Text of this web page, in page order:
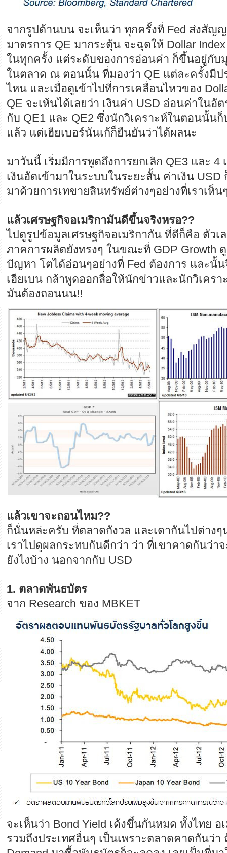
จากรูปด้านบน จะเห็นว่า ทุกครั้งที่ Fed ส่งสัญ
มาตรการ QE มากระตุ้น จะฉุดให้ Dollar
ในทุกครั้ง แต่ระดับของการอ่อนค่า ก็ขึ้นอยู่กับ
ในตลาด ณ ตอนนั้น ที่มองว่า QE แต่ละครั้งมี
ไหน และเมื่อดูเข้าไปที่การเคลื่อนไหวของ
QE จะเห้นได้เลยว่า เงินค่า USD อ่อนค่าในอั
กับ QE1 และ QE2 ซึ่งนักวิเคราะห์ในตอนนั้น
แล้ว แต่เฮียเบอร์นันเก้ก็ยืนยันว่าได้ผลนะ
มาวันนี้ เริ่มมีการพูดถึงการยกเลิก QE3 และ 4
เงินอัดเข้ามาในระบบในระยะสั้น ค่าเงิน
มาด้วยการเทขายสินทรัพย์ต่างๆอย่างที่เราเห็น
แล้วเศรษฐกิจอเมริกามันดีขึ้นจริงหรอ??
ไปดูรูปข้อมูลเศรษฐกิจอเมริกากัน ที่ดีก็คือ ตัวเ
ภาคการผลิตยังทรงๆ ในขณะที่ GDP Growth
ปัญหา โตได้อ่อนๆอย่างที่ Fed ต้องการ และนั้
เฮียเบน กล้าพูดออกสื่อให้นักข่าวและนักวิเคร
มันต้องถอนนน!!
แล้วเขาจะถอนไหม??
ก็นั่นหล่ะครับ ที่ตลาดกังวล และเดากันไปต่างๆ
เราไปดูผลกระทบกันดีกว่า ว่า ที่เขาคาดกันว่า
ยังไงบ้าง นอกจากกับ USD
1. ตลาดพันธบัตร
จาก Research ของ MBKET
จะเห็นว่า Bond Yield เด้งขึ้นกันหมด ทั้งไทย
รวมถึงประเทศอื่นๆ เป็นเพราะตลาดคาดกันว่า